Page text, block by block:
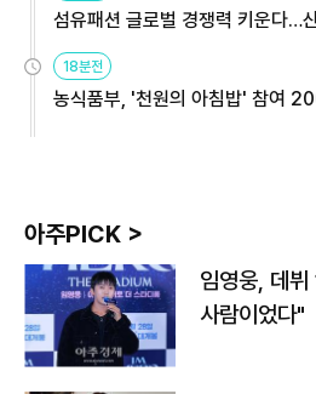
섬유패션 글로벌 경쟁력 키운다…
원
18분전
농식품부, '천원의 아침밥' 참여
아주PICK >
임영웅, 데
사람이었다"